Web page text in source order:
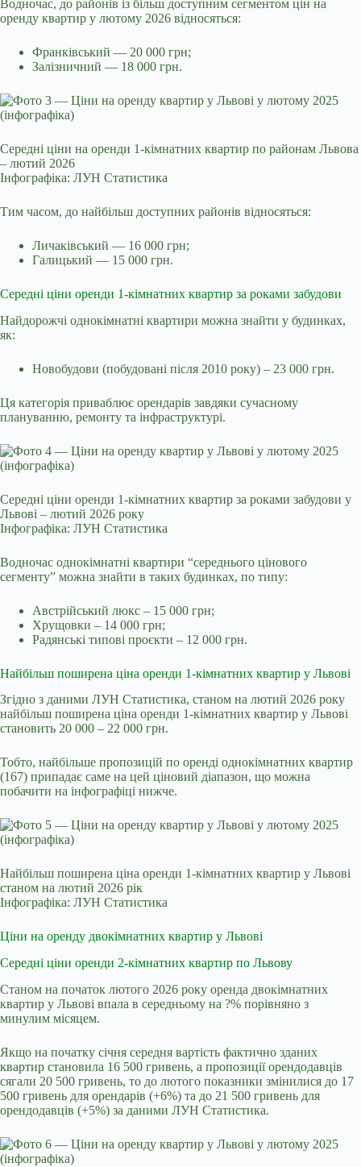
Водночас, до районів із більш доступним сегментом цін на
оренду квартир у лютому 2026 відносяться:
Франківський — 20 000 грн;
Залізничний — 18 000 грн.
Середні ціни на оренди 1-кімнатних квартир по районам Львова
– лютий 2026
Інфографіка: ЛУН Статистика
Тим часом, до найбільш доступних районів відносяться:
Личаківський — 16 000 грн;
Галицький — 15 000 грн.
Середні ціни оренди 1-кімнатних квартир за роками забудови
Найдорожчі однокімнатні квартири можна знайти у будинках,
як:
Новобудови (побудовані після 2010 року) – 23 000 грн.
Ця категорія приваблює орендарів завдяки сучасному
плануванню, ремонту та інфраструктурі.
Середні ціни оренди 1-кімнатних квартир за роками забудови у
Львові – лютий 2026 року
Інфографіка: ЛУН Статистика
Водночас однокімнатні квартири “середнього цінового
сегменту” можна знайти в таких будинках, по типу:
Австрійський люкс – 15 000 грн;
Хрущовки – 14 000 грн;
Радянські типові проєкти – 12 000 грн.
Найбільш поширена ціна оренди 1-кімнатних квартир у Львові
Згідно з даними ЛУН Статистика, станом на лютий 2026 року
найбільш поширена ціна оренди 1‑кімнатних квартир у Львові
становить 20 000 – 22 000 грн.
Тобто, найбільше пропозицій по оренді однокімнатних квартир
(167) припадає саме на цей ціновий діапазон, що можна
побачити на інфографіці нижче.
Найбільш поширена ціна оренди 1-кімнатних квартир у Львові
станом на лютий 2026 рік
Інфографіка: ЛУН Статистика
Ціни на оренду двокімнатних квартир у Львові
Середні ціни оренди 2-кімнатних квартир по Львову
Станом на початок лютого 2026 року оренда двокімнатних
квартир у Львові впала в середньому на ?% порівняно з
минулим місяцем.
Якщо на початку січня середня вартість фактично зданих
квартир становила 16 500 гривень, а пропозиції орендодавців
сягали 20 500 гривень, то до лютого показники змінилися до 17
500 гривень для орендарів (+6%) та до 21 500 гривень для
орендодавців (+5%) за даними ЛУН Статистика.